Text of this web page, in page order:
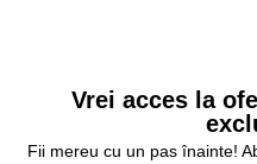
Vrei acces la
Fii mereu cu un pas înainte!